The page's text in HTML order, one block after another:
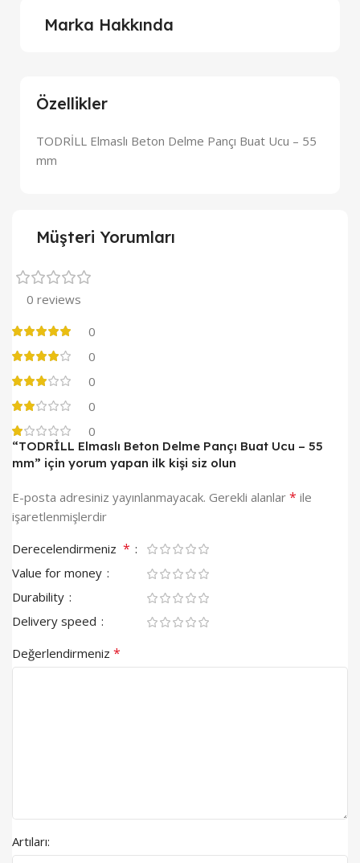
Özellikler
TODRİLL Elmaslı Beton Delme Pançı Buat Ucu – 55
mm
Marka Hakkında
Müşteri Yorumları
0 reviews
0
0
0
0
0
“TODRİLL Elmaslı Beton Delme Pançı Buat Ucu – 55
mm” için yorum yapan ilk kişi siz olun
E-posta adresiniz yayınlanmayacak. Gerekli alanlar * ile
işaretlenmişlerdir
Derecelendirmeniz *
Value for money
Durability
Delivery speed
Değerlendirmeniz *
Artıları: